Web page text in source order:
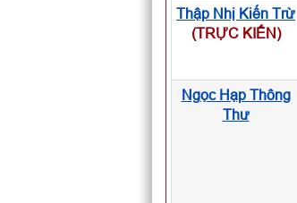
Thập Nhị Kiến Trừ
(TRỰC KIẾN)
Ngọc Hạp Thông
Thư